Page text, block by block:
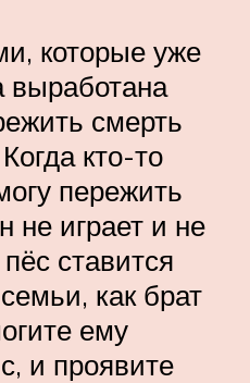
которые уже
смерть
кто-то
пережить
не играет и не
ставится
как брат
ему
и проявите